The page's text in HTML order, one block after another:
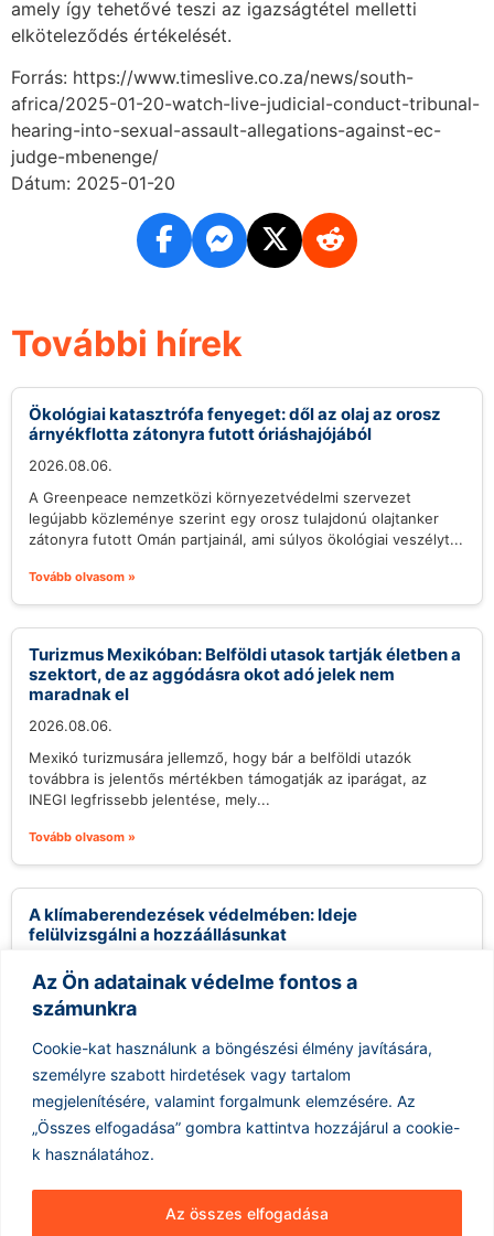
Az Ön adatainak védelme fontos a
számunkra
Cookie-kat használunk a böngészési élmény javítására,
személyre szabott hirdetések vagy tartalom
megjelenítésére, valamint forgalmunk elemzésére. Az
„Összes elfogadása” gombra kattintva hozzájárul a cookie-
k használatához.
Az összes elfogadása
amely így tehetővé teszi az igazságtétel melletti
elköteleződés értékelését.
Forrás: https://www.timeslive.co.za/news/south-
africa/2025-01-20-watch-live-judicial-conduct-tribunal-
hearing-into-sexual-assault-allegations-against-ec-
judge-mbenenge/
Dátum: 2025-01-20
További hírek
Ökológiai katasztrófa fenyeget: dől az olaj az orosz
árnyékflotta zátonyra futott óriáshajójából
2026.08.06.
A Greenpeace nemzetközi környezetvédelmi szervezet
legújabb közleménye szerint egy orosz tulajdonú olajtanker
zátonyra futott Omán partjainál, ami súlyos ökológiai veszélyt...
Tovább olvasom »
Turizmus Mexikóban: Belföldi utasok tartják életben a
szektort, de az aggódásra okot adó jelek nem
maradnak el
2026.08.06.
Mexikó turizmusára jellemző, hogy bár a belföldi utazók
továbbra is jelentős mértékben támogatják az iparágat, az
INEGI legfrissebb jelentése, mely...
Tovább olvasom »
A klímaberendezések védelmében: Ideje
felülvizsgálni a hozzáállásunkat
A klímaberendezések használata sokak számára
ellentmondásos kérdést jelent, különösen a környezettudatos
közösségekben. Gyakran hallani kritikákat, melyek szerint a
légkondicionálók felesleges...
Tovább olvasom »